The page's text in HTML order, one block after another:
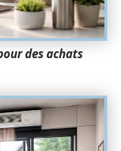
des achats